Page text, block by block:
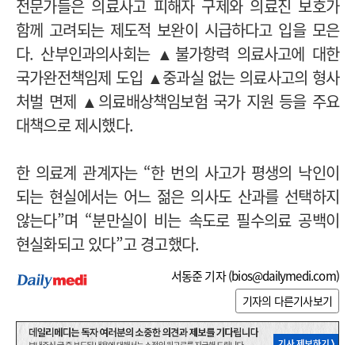
전문가들은 의료사고 피해자 구제와 의료진 보호가
함께 고려되는 제도적 보완이 시급하다고 입을 모은
다. 산부인과의사회는 ▲불가항력 의료사고에 대한
국가완전책임제 도입 ▲중과실 없는 의료사고의 형사
처벌 면제 ▲의료배상책임보험 국가 지원 등을 주요
대책으로 제시했다.
한 의료계 관계자는 “한 번의 사고가 평생의 낙인이
되는 현실에서는 어느 젊은 의사도 산과를 선택하지
않는다”며 “분만실이 비는 속도로 필수의료 공백이
현실화되고 있다”고 경고했다.
서동준 기자 (bios@dailymedi.com)
기자의 다른기사보기